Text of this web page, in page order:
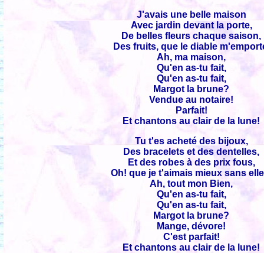
J'avais une belle maison
Avec jardin devant la porte,
De belles fleurs chaque saison,
Des fruits, que le diable
Ah, ma maison,
Qu'en as-tu fait,
Qu'en as-tu fait,
Margot la brune?
Vendue au notaire!
Parfait!
Et chantons au clair de la lune!
Tu t'es acheté des bijoux,
Des bracelets et des dentelles,
Et des robes à des prix fous,
Oh! que je t'aimais mieux sans
Ah, tout mon Bien,
Qu'en as-tu fait,
Qu'en as-tu fait,
Margot la brune?
Mange, dévore!
C'est parfait!
Et chantons au clair de la lune!